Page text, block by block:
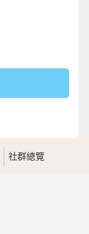
社群總覽